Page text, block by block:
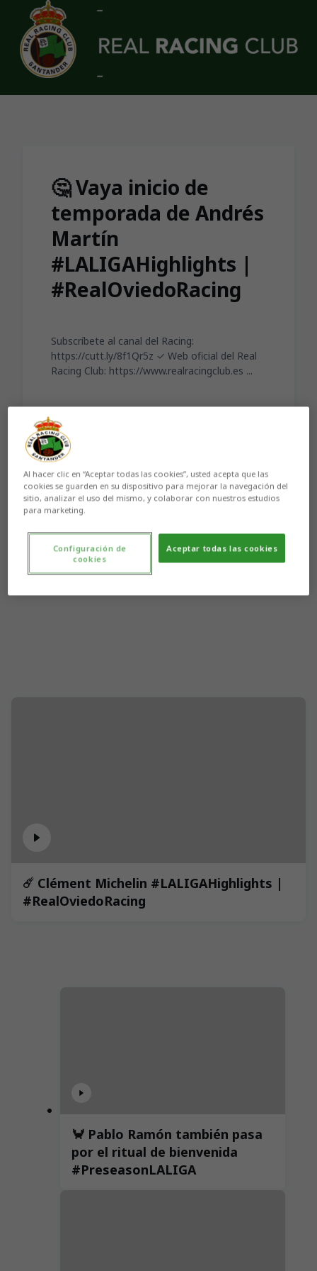
Skip to main content
🤔 Vaya inicio de
temporada de Andrés
Martín
#LALIGAHighlights |
#RealOviedoRacing
Subscríbete al canal del Racing:
https://cutt.ly/8f1Qr5z ✓ Web oficial del Real
Racing Club: https://www.realracingclub.es ...
Aún no hay reacciones. ¡Sé el primero!
☄️ Clément Michelin #LALIGAHighlights |
#RealOviedoRacing
🦀 Pablo Ramón también pasa
por el ritual de bienvenida
#PreseasonLALIGA
Al hacer clic en “Aceptar todas las cookies”, usted acepta que las
cookies se guarden en su dispositivo para mejorar la navegación del
sitio, analizar el uso del mismo, y colaborar con nuestros estudios
para marketing.
Aceptar todas las cookies
Configuración de
cookies